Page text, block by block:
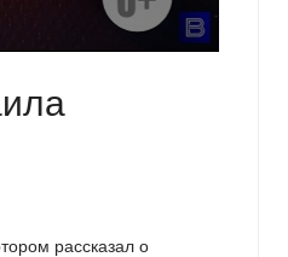
рассказал о